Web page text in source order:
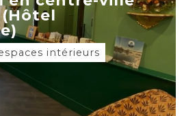
intérieurs